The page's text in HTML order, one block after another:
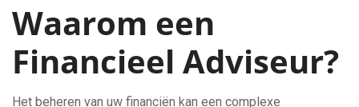
Waarom een
Financieel Adviseur?
Het beheren van uw financiën kan een complexe